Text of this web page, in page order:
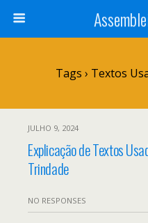
Tags › Textos
JULHO 9, 2024
Explicação de Textos
Trindade
NO RESPONSES